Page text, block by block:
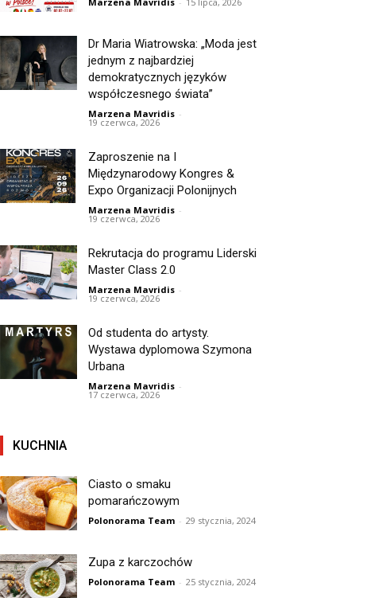
Dr Maria Wiatrowska: „Moda jest
jednym z najbardziej
demokratycznych języków
współczesnego świata”
Marzena Mavridis -
19 czerwca, 2026
Zaproszenie na I
Międzynarodowy Kongres &
Expo Organizacji Polonijnych
Marzena Mavridis -
19 czerwca, 2026
Rekrutacja do programu Liderski
Master Class 2.0
Marzena Mavridis -
19 czerwca, 2026
Od studenta do artysty.
Wystawa dyplomowa Szymona
Urbana
Marzena Mavridis -
17 czerwca, 2026
KUCHNIA
Ciasto o smaku
pomarańczowym
Polonorama Team - 29 stycznia, 2024
Zupa z karczochów
Polonorama Team - 25 stycznia, 2024